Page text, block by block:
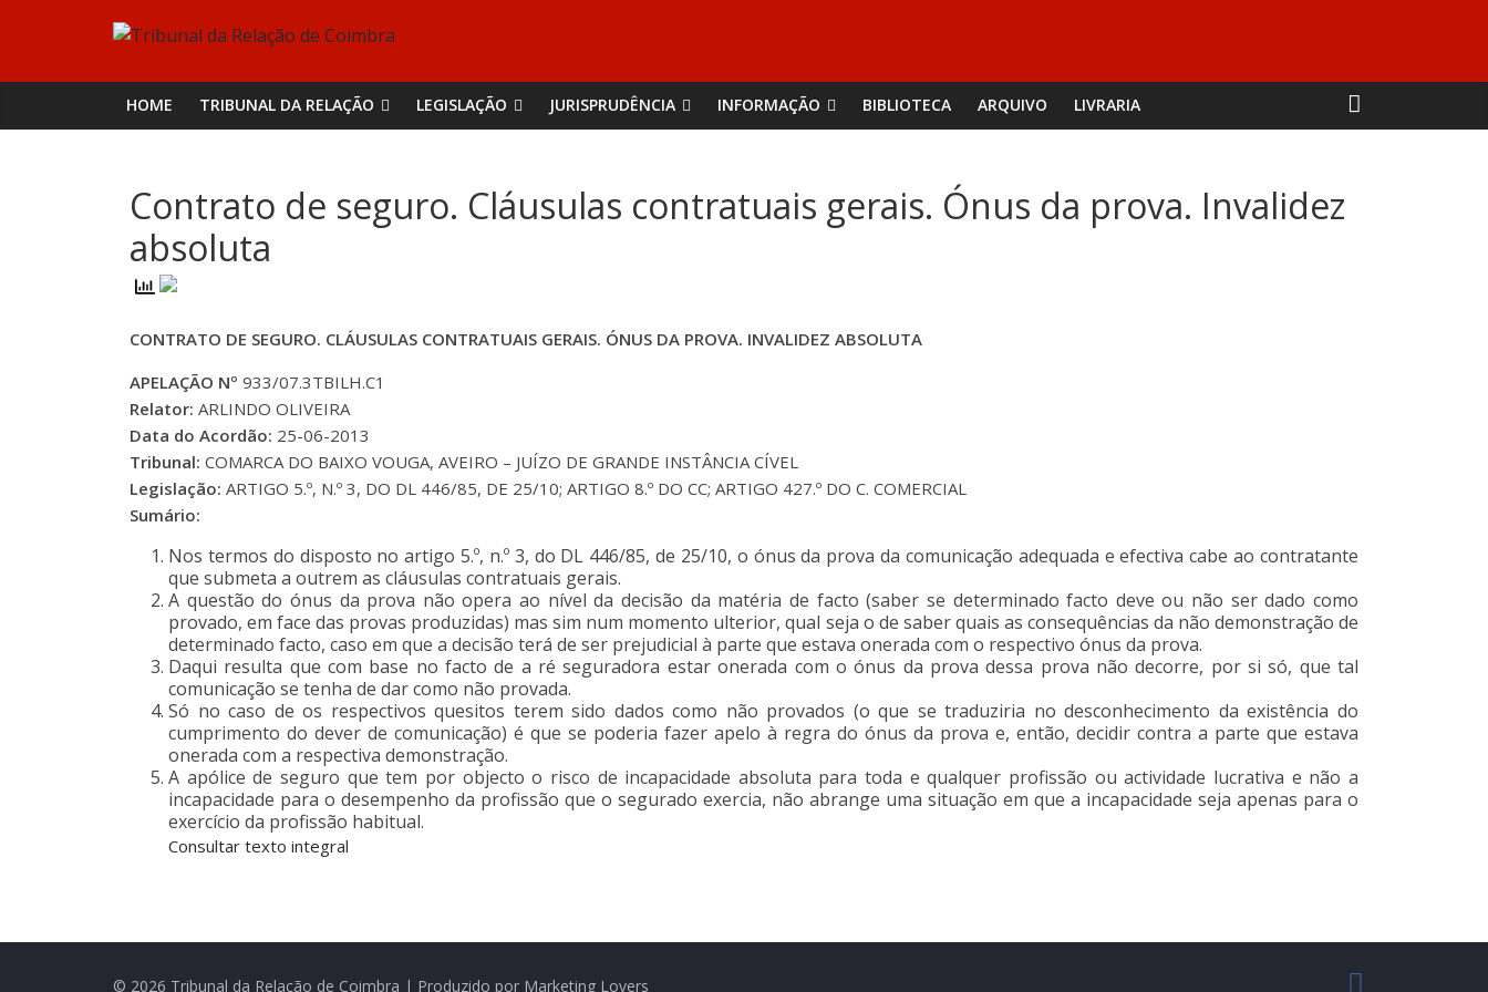
Tribunal
da
de
Coimbra
HOME TRIBUNAL DA RELAÇÃO LEGISLAÇÃO JURISPRUDÊNCIA INFORMAÇÃO BIBLIOTECA ARQUIVO LIVRARIA
Contrato de seguro. Cláusulas contratuais gerais. Ónus da prova. Invalidez
absoluta
CONTRATO DE SEGURO. CLÁUSULAS CONTRATUAIS GERAIS. ÓNUS DA PROVA. INVALIDEZ ABSOLUTA
APELAÇÃO Nº 933/07.3TBILH.C1
Relator: ARLINDO OLIVEIRA
Data do Acordão: 25-06-2013
Tribunal: COMARCA DO BAIXO VOUGA, AVEIRO – JUÍZO DE GRANDE INSTÂNCIA CÍVEL
Legislação: ARTIGO 5.º, N.º 3, DO DL 446/85, DE 25/10; ARTIGO 8.º DO CC; ARTIGO 427.º DO C. COMERCIAL
Sumário:
Nos termos do disposto no artigo 5.º, n.º 3, do DL 446/85, de 25/10, o ónus da prova da comunicação adequada e efectiva cabe ao contratante
que submeta a outrem as cláusulas contratuais gerais.
A questão do ónus da prova não opera ao nível da decisão da matéria de facto (saber se determinado facto deve ou não ser dado como
provado, em face das provas produzidas) mas sim num momento ulterior, qual seja o de saber quais as consequências da não demonstração de
determinado facto, caso em que a decisão terá de ser prejudicial à parte que estava onerada com o respectivo ónus da prova.
Daqui resulta que com base no facto de a ré seguradora estar onerada com o ónus da prova dessa prova não decorre, por si só, que tal
comunicação se tenha de dar como não provada.
Só no caso de os respectivos quesitos terem sido dados como não provados (o que se traduziria no desconhecimento da existência do
cumprimento do dever de comunicação) é que se poderia fazer apelo à regra do ónus da prova e, então, decidir contra a parte que estava
onerada com a respectiva demonstração.
A apólice de seguro que tem por objecto o risco de incapacidade absoluta para toda e qualquer profissão ou actividade lucrativa e não a
incapacidade para o desempenho da profissão que o segurado exercia, não abrange uma situação em que a incapacidade seja apenas para o
exercício da profissão habitual.
Consultar texto integral
© 2026 Tribunal da Relação de Coimbra | Produzido por Marketing Lovers